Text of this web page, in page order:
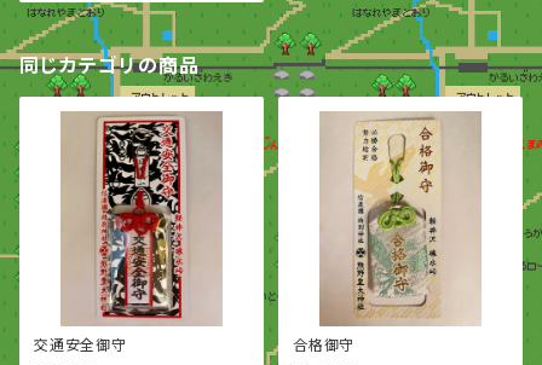
同じカテゴリの商品
交通安全御守 合格御守